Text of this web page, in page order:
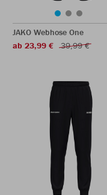
JAKO Webhose One
ab 23,99 €
39,99 €